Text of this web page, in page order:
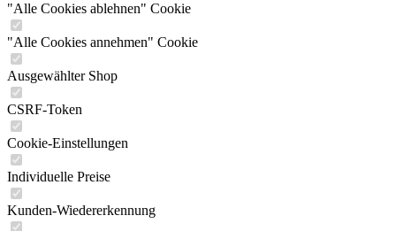
"Alle Cookies ablehnen" Cookie
"Alle Cookies annehmen" Cookie
Ausgewählter Shop
CSRF-Token
Cookie-Einstellungen
Individuelle Preise
Kunden-Wiedererkennung